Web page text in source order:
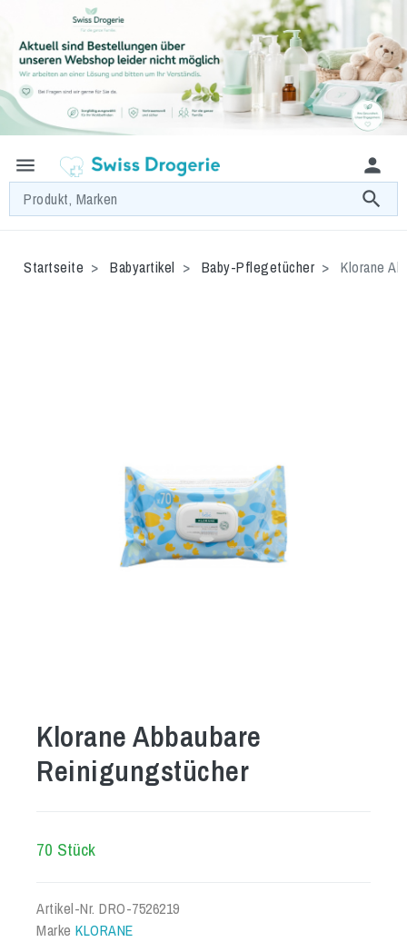
menu
Produkt, Marken search
person
Startseite Babyartikel Baby-Pflegetücher Klorane
Klorane Abbaubare
Reinigungstücher
70 Stück
Artikel-Nr. DRO-7526219
Marke KLORANE